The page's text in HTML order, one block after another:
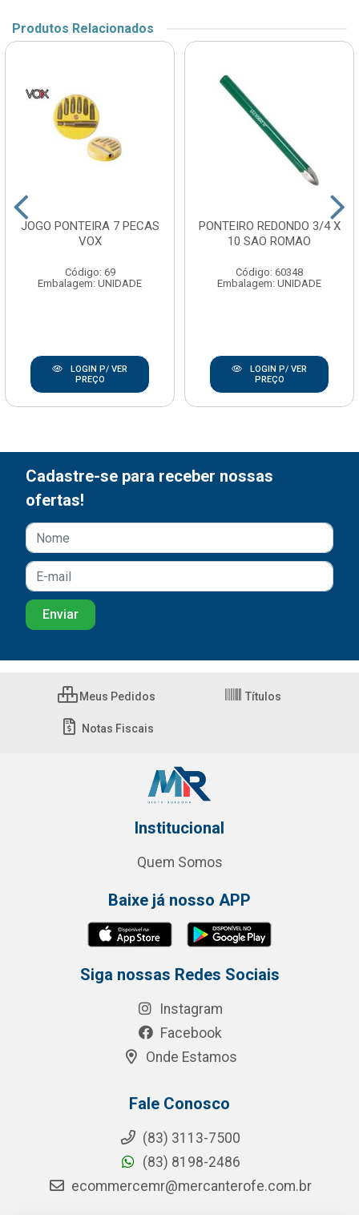
Produtos Relacionados
JOGO PONTEIRA 7 PECAS
VOX
Código: 69
Embalagem: UNIDADE
LOGIN P/ VER
PREÇO
PONTEIRO REDONDO 3/4 X
10 SAO ROMAO
Código: 60348
Embalagem: UNIDADE
LOGIN P/ VER
PREÇO
Cadastre-se para receber nossas
ofertas!
Meus Pedidos Títulos
Notas Fiscais
Institucional
Quem Somos
Baixe já nosso APP
Siga nossas Redes Sociais
Instagram
Facebook
Onde Estamos
Fale Conosco
(83) 3113-7500
(83) 8198-2486
ecommercemr@mercanterofe.com.br